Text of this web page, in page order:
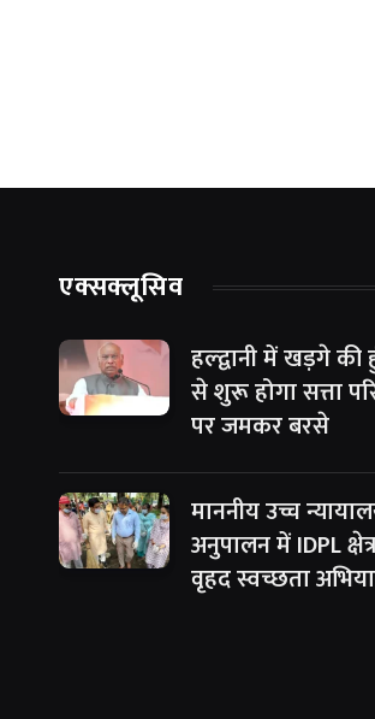
एक्सक्लूसिव
हल्द्वानी में खड़गे की
से शुरू होगा सत्ता
पर जमकर बरसे
माननीय उच्च
अनुपालन में IDPL
वृहद स्वच्छता